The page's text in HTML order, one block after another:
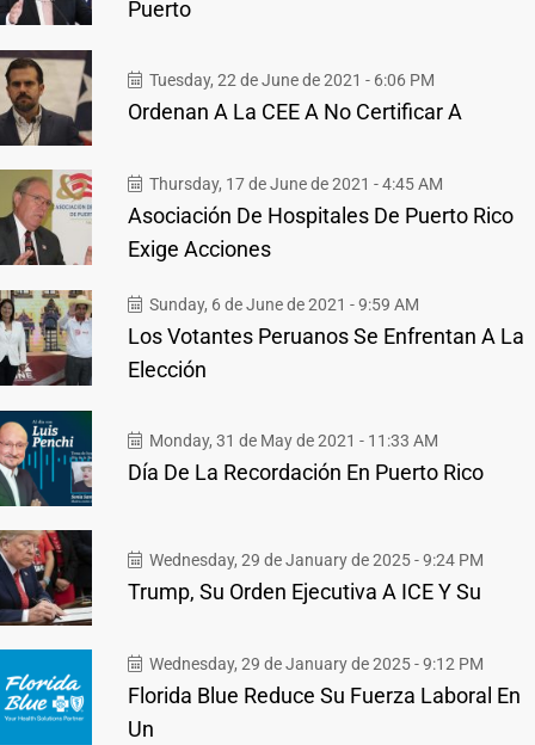
Puerto
Tuesday, 22 de June de 2021 - 6:06 PM
Ordenan A La CEE A No Certificar A
Thursday, 17 de June de 2021 - 4:45 AM
Asociación De Hospitales De Puerto Rico
Exige Acciones
Sunday, 6 de June de 2021 - 9:59 AM
Los Votantes Peruanos Se Enfrentan A La
Elección
Monday, 31 de May de 2021 - 11:33 AM
Día De La Recordación En Puerto Rico
Wednesday, 29 de January de 2025 - 9:24 PM
Trump, Su Orden Ejecutiva A ICE Y Su
Wednesday, 29 de January de 2025 - 9:12 PM
Florida Blue Reduce Su Fuerza Laboral En
Un